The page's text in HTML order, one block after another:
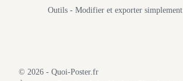
Outils - Modifier et exporter simplement
© 2026 - Quoi-Poster.fr